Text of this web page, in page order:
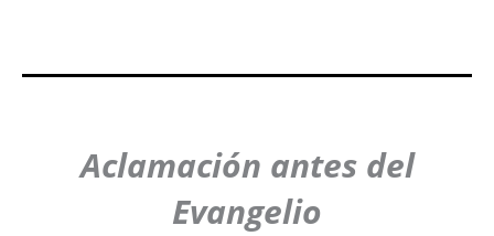
Aclamación antes del
Evangelio